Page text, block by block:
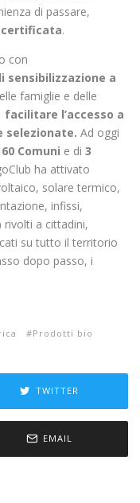
di passare,
certificata.
con
sensibilizzazione a
famiglie e delle
facilitare l’accesso a
selezionate. Ad oggi
Comuni e di 3
ha attivato
solare termico,
infissi,
rivolti a cittadini,
su tutto il territorio
dopo passo, i
Prodotti bio
TWITTER
EMAIL